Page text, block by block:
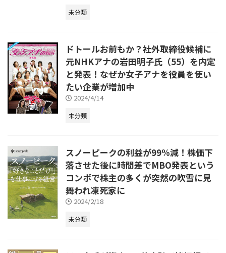
未分類
ドトールお前もか？社外取締役候補に
元NHKアナの岩田明子氏（55）を内定
と発表！なぜか女子アナを役員を使い
たい企業が増加中
2024/4/14
未分類
スノーピークの利益が99%減！株価下
落させた後に時間差でMBO発表という
コンボで株主の多くが突然の吹雪に見
舞われ凍死家に
2024/2/18
未分類